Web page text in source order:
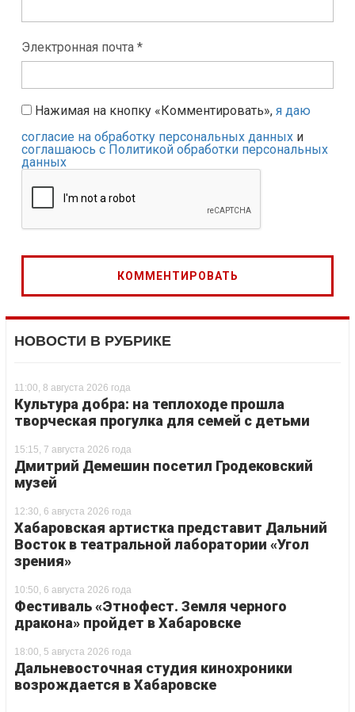
Электронная почта *
Нажимая на кнопку «Комментировать», я даю
согласие на обработку персональных данных и
соглашаюсь с Политикой обработки персональных
данных
НОВОСТИ В РУБРИКЕ
11:00, 8 августа 2026 года
Культура добра: на теплоходе прошла
творческая прогулка для семей с детьми
15:15, 7 августа 2026 года
Дмитрий Демешин посетил Гродековский
музей
12:30, 6 августа 2026 года
Хабаровская артистка представит Дальний
Восток в театральной лаборатории «Угол
зрения»
10:50, 6 августа 2026 года
Фестиваль «Этнофест. Земля черного
дракона» пройдет в Хабаровске
18:00, 5 августа 2026 года
Дальневосточная студия кинохроники
возрождается в Хабаровске